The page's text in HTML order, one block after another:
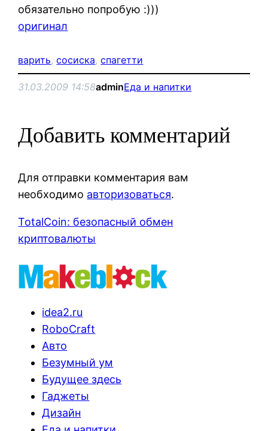
обязательно попробую :)))
оригинал
варить, сосиска, спагетти
31.03.2009 14:58adminЕда и напитки
Добавить комментарий
Для отправки комментария вам
необходимо авторизоваться.
TotalCoin: безопасный обмен
криптовалюты
idea2.ru
RoboCraft
Авто
Безумный ум
Будущее здесь
Гаджеты
Дизайн